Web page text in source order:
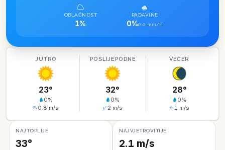
OBLAČNOST
1%
PADAVINE
0%0.0 mm/h
JUTRO
23°
0%
0.8 m/s
POSLIJEPODNE
32°
0%
2 m/s
VEČER
28°
0%
1 m/s
NAJTOPLIJE
33°
NAJVJETROVITIJE
2.1 m/s